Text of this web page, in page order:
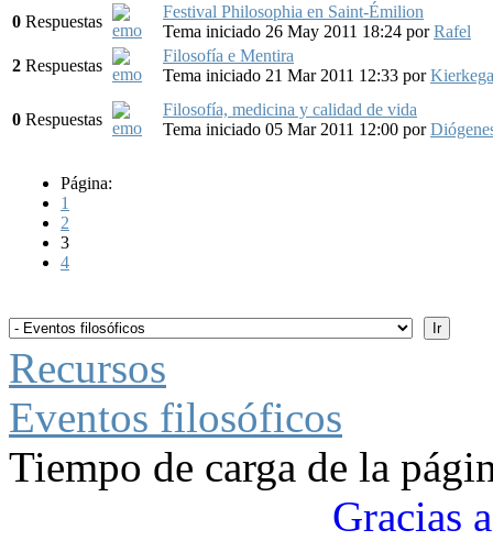
0 Respuestas
Festival Philosophia en Saint-Émilion
Tema iniciado 26 May 2011 18:24 porRafel
2 Respuestas
Filosofía e Mentira
Tema iniciado 21 Mar 2011 12:33 por
0 Respuestas
Filosofía, medicina y calidad de vida
Tema iniciado 05 Mar 2011 12:00 por
Página:
1
2
3
4
Recursos
Eventos filosóficos
Tiempo de carga de la
Gracias a